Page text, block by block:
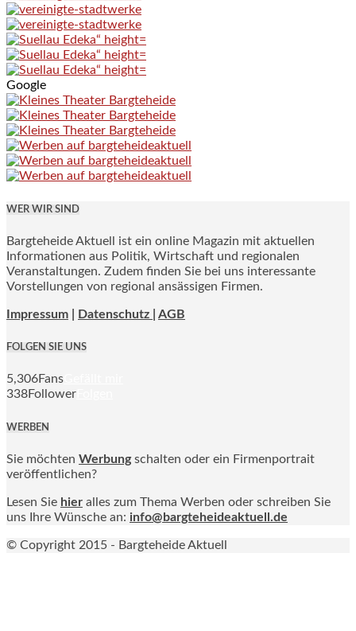
Google
WER WIR SIND
Bargteheide Aktuell ist ein online Magazin mit aktuellen
Informationen aus Politik, Wirtschaft und regionalen
Veranstaltungen. Zudem finden Sie bei uns interessante
Vorstellungen von regional ansässigen Firmen.
Impressum Datenschutz | AGB
FOLGEN SIE UNS
5,306Fans
338Follower
WERBEN
Sie möchten Werbung schalten oder ein Firmenportrait
veröffentlichen?
Lesen Sie hier alles zum Thema Werben oder schreiben Sie
uns Ihre Wünsche an: info@bargteheideaktuell.de
© Copyright 2015 - Bargteheide Aktuell